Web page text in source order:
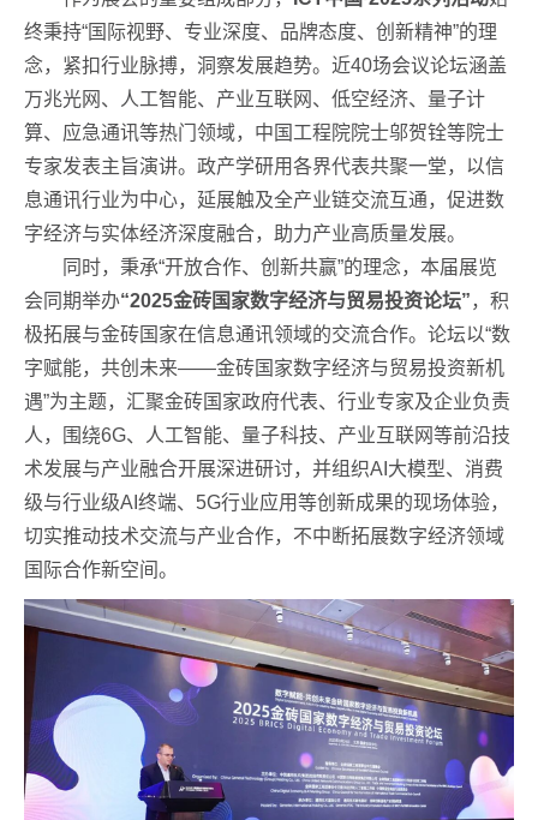
终秉持“国际视野、专业深度、品牌态度、创新精神”的理
念，紧扣行业脉搏，洞察发展趋势。近40场会议论坛涵盖
万兆光网、人工智能、产业互联网、低空经济、量子计
算、应急通讯等热门领域，中国工程院院士邬贺铨等院士
专家发表主旨演讲。政产学研用各界代表共聚一堂，以信
息通讯行业为中心，延展触及全产业链交流互通，促进数
字经济与实体经济深度融合，助力产业高质量发展。
同时，秉承“开放合作、创新共赢”的理念，本届展览
会同期举办“2025金砖国家数字经济与贸易投资论坛”，积
极拓展与金砖国家在信息通讯领域的交流合作。论坛以“数
字赋能，共创未来——金砖国家数字经济与贸易投资新机
遇”为主题，汇聚金砖国家政府代表、行业专家及企业负责
人，围绕6G、人工智能、量子科技、产业互联网等前沿技
术发展与产业融合开展深进研讨，并组织AI大模型、消费
级与行业级AI终端、5G行业应用等创新成果的现场体验，
切实推动技术交流与产业合作，不中断拓展数字经济领域
国际合作新空间。